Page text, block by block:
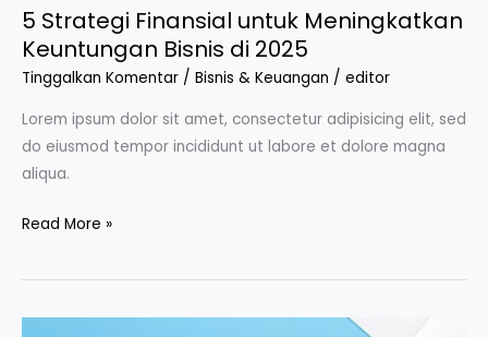
5 Strategi Finansial untuk Meningkatkan
Keuntungan Bisnis di 2025
Tinggalkan Komentar / Bisnis & Keuangan / editor
Lorem ipsum dolor sit amet, consectetur adipisicing elit, sed
do eiusmod tempor incididunt ut labore et dolore magna
aliqua.
Read More »